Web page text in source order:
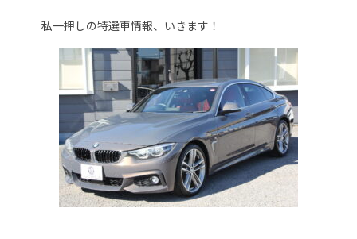
私一押しの特選車情報、いきます！